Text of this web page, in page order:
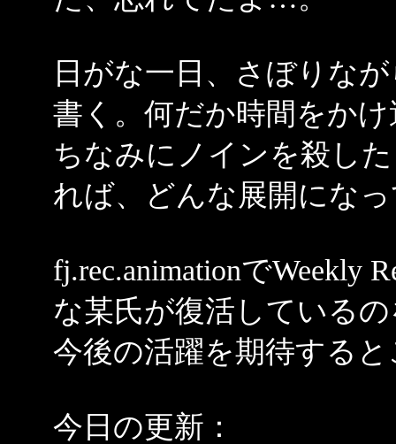
日がな一日、さぼりな
書く。何だか時間をか
ちなみにノインを殺し
れば、どんな展開にな
fj.rec.animationでWeekly
な某氏が復活している
今後の活躍を期待する
今日の更新：